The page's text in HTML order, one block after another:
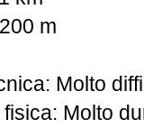
m
Molto
Molto